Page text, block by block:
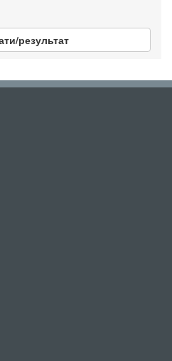
результат